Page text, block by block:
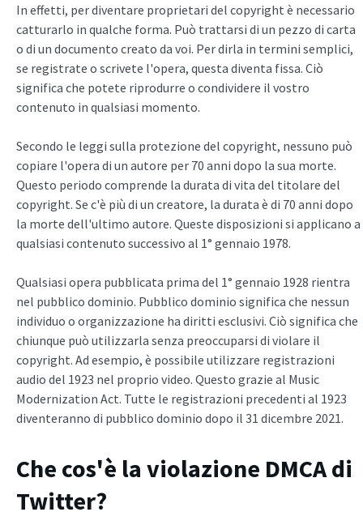
In effetti, per diventare proprietari del copyright è necessario
catturarlo in qualche forma. Può trattarsi di un pezzo di carta
o di un documento creato da voi. Per dirla in termini semplici,
se registrate o scrivete l'opera, questa diventa fissa. Ciò
significa che potete riprodurre o condividere il vostro
contenuto in qualsiasi momento.
Secondo le leggi sulla protezione del copyright, nessuno può
copiare l'opera di un autore per 70 anni dopo la sua morte.
Questo periodo comprende la durata di vita del titolare del
copyright. Se c'è più di un creatore, la durata è di 70 anni dopo
la morte dell'ultimo autore. Queste disposizioni si applicano a
qualsiasi contenuto successivo al 1° gennaio 1978.
Qualsiasi opera pubblicata prima del 1° gennaio 1928 rientra
nel pubblico dominio. Pubblico dominio significa che nessun
individuo o organizzazione ha diritti esclusivi. Ciò significa che
chiunque può utilizzarla senza preoccuparsi di violare il
copyright. Ad esempio, è possibile utilizzare registrazioni
audio del 1923 nel proprio video. Questo grazie al Music
Modernization Act. Tutte le registrazioni precedenti al 1923
diventeranno di pubblico dominio dopo il 31 dicembre 2021.
Che cos'è la violazione DMCA di
Twitter?